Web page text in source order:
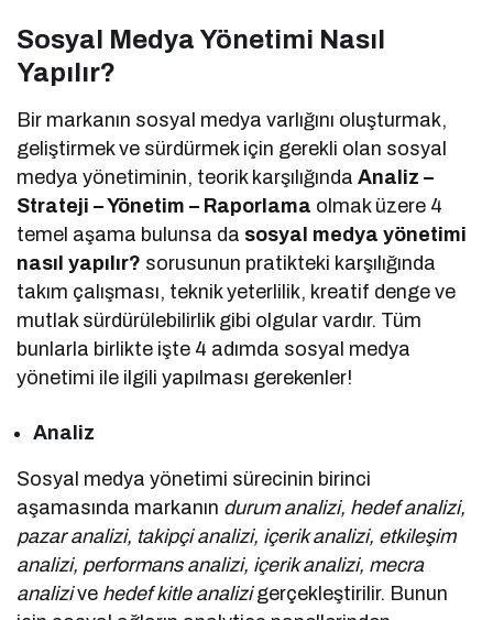
Sosyal Medya Yönetimi Nasıl
Yapılır?
Bir markanın sosyal medya varlığını oluşturmak,
geliştirmek ve sürdürmek için gerekli olan sosyal
medya yönetiminin, teorik karşılığındaAnaliz –
Strateji – Yönetim – Raporlama olmak üzere 4
temel aşama bulunsa da sosyal medya yönetimi
nasıl yapılır? sorusunun pratikteki karşılığında
takım çalışması, teknik yeterlilik, kreatif denge ve
mutlak sürdürülebilirlik gibi olgular vardır. Tüm
bunlarla birlikte işte 4 adımda sosyal medya
yönetimi ile ilgili yapılması gerekenler!
Analiz
Sosyal medya yönetimi sürecinin birinci
aşamasında markanın durum analizi, hedef analizi,
pazar analizi, takipçi analizi, içerik analizi, etkileşim
analizi, performans analizi, içerik analizi, mecra
analizive hedef kitle analizigerçekleştirilir. Bunun